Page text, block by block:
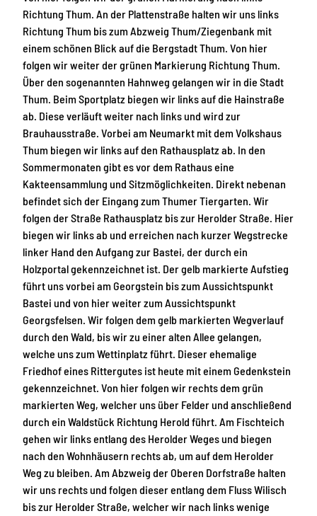
Richtung Thum. An der Plattenstraße halten wir uns links
Richtung Thum bis zum Abzweig Thum/Ziegenbank mit
einem schönen Blick auf die Bergstadt Thum. Von hier
folgen wir weiter der grünen Markierung Richtung Thum.
Über den sogenannten Hahnweg gelangen wir in die Stadt
Thum. Beim Sportplatz biegen wir links auf die Hainstraße
ab. Diese verläuft weiter nach links und wird zur
Brauhausstraße. Vorbei am Neumarkt mit dem Volkshaus
Thum biegen wir links auf den Rathausplatz ab. In den
Sommermonaten gibt es vor dem Rathaus eine
Kakteensammlung und Sitzmöglichkeiten. Direkt nebenan
befindet sich der Eingang zum Thumer Tiergarten. Wir
folgen der Straße Rathausplatz bis zur Herolder Straße. Hier
biegen wir links ab und erreichen nach kurzer Wegstrecke
linker Hand den Aufgang zur Bastei, der durch ein
Holzportal gekennzeichnet ist. Der gelb markierte Aufstieg
führt uns vorbei am Georgstein bis zum Aussichtspunkt
Bastei und von hier weiter zum Aussichtspunkt
Georgsfelsen. Wir folgen dem gelb markierten Wegverlauf
durch den Wald, bis wir zu einer alten Allee gelangen,
welche uns zum Wettinplatz führt. Dieser ehemalige
Friedhof eines Rittergutes ist heute mit einem Gedenkstein
gekennzeichnet. Von hier folgen wir rechts dem grün
markierten Weg, welcher uns über Felder und anschließend
durch ein Waldstück Richtung Herold führt. Am Fischteich
gehen wir links entlang des Herolder Weges und biegen
nach den Wohnhäusern rechts ab, um auf dem Herolder
Weg zu bleiben. Am Abzweig der Oberen Dorfstraße halten
wir uns rechts und folgen dieser entlang dem Fluss Wilisch
bis zur Herolder Straße, welcher wir nach links wenige